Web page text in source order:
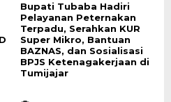
Bupati Tubaba Hadiri
Pelayanan Peternakan
Terpadu, Serahkan KUR
Super Mikro, Bantuan
BAZNAS, dan Sosialisasi
BPJS Ketenagakerjaan di
Tumijajar